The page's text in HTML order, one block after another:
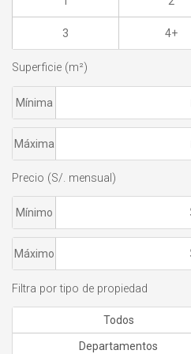
3 4+
Superficie (m²)
Mínima
Máxima
Precio (S/. mensual)
Mínimo
Máximo
Filtra por tipo de propiedad
Todos
Departamentos